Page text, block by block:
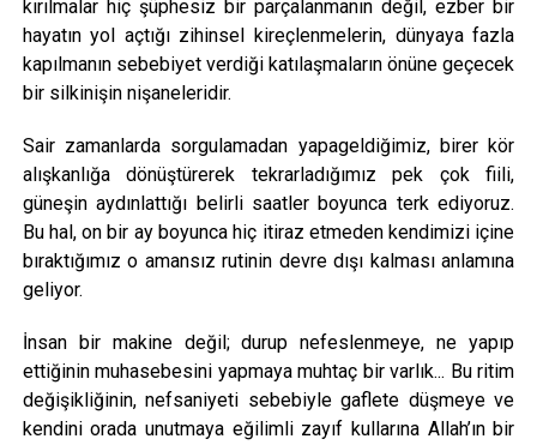
kırılmalar hiç şüphesiz bir parçalanmanın değil, ezber bir
hayatın yol açtığı zihinsel kireçlenmelerin, dünyaya fazla
kapılmanın sebebiyet verdiği katılaşmaların önüne geçecek
bir silkinişin nişaneleridir.
Sair zamanlarda sorgulamadan yapageldiğimiz, birer kör
alışkanlığa dönüştürerek tekrarladığımız pek çok fiili,
güneşin aydınlattığı belirli saatler boyunca terk ediyoruz.
Bu hal, on bir ay boyunca hiç itiraz etmeden kendimizi içine
bıraktığımız o amansız rutinin devre dışı kalması anlamına
geliyor.
İnsan bir makine değil; durup nefeslenmeye, ne yapıp
ettiğinin muhasebesini yapmaya muhtaç bir varlık... Bu ritim
değişikliğinin, nefsaniyeti sebebiyle gaflete düşmeye ve
kendini orada unutmaya eğilimli zayıf kullarına Allah’ın bir